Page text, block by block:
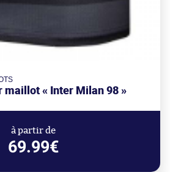
« Inter Milan 98 »
à partir de
69.99€